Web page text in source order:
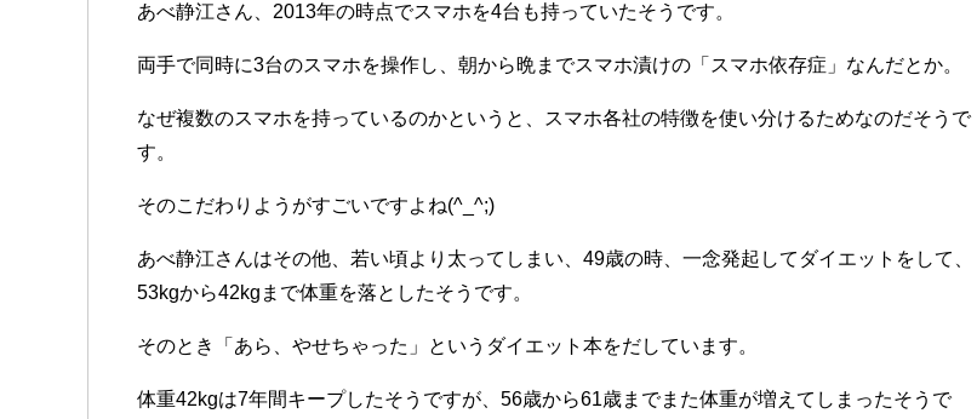
あべ静江さん、2013年の時点でスマホを4台も持っていたそうです。
両手で同時に3台のスマホを操作し、朝から晩までスマホ漬けの「スマホ依存症」なんだとか。
なぜ複数のスマホを持っているのかというと、スマホ各社の特徴を使い分けるためなのだそうで
す。
そのこだわりようがすごいですよね(^_^;)
あべ静江さんはその他、若い頃より太ってしまい、49歳の時、一念発起してダイエットをして、
53kgから42kgまで体重を落としたそうです。
そのとき「あら、やせちゃった」というダイエット本をだしています。
体重42kgは7年間キープしたそうですが、56歳から61歳までまた体重が増えてしまったそうで